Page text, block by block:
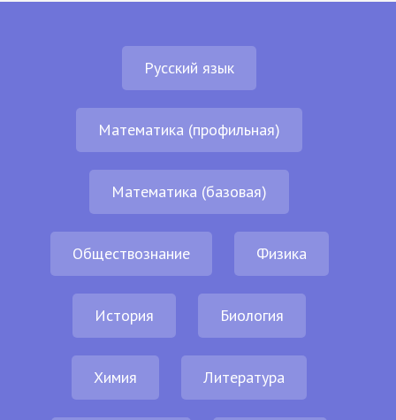
Русский язык
Математика (профильная)
Математика (базовая)
Обществознание Физика
История Биология
Химия Литература